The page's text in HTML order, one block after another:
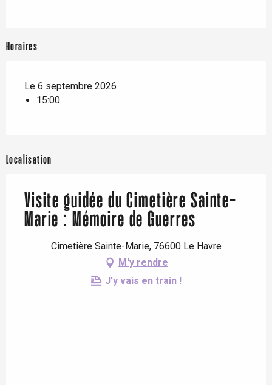
Horaires
Le 6 septembre 2026
15:00
Localisation
Visite guidée du Cimetière Sainte-
Marie : Mémoire de Guerres
Cimetière Sainte-Marie, 76600 Le Havre
M'y rendre
J'y vais en train !